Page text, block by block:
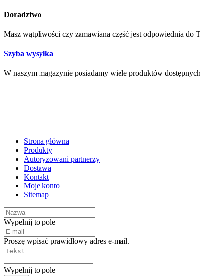
Doradztwo
Masz wątpliwości czy zamawiana część jest odpowiednia do
Szyba wysyłka
W naszym magazynie posiadamy wiele produktów
Strona główna
Produkty
Autoryzowani partnerzy
Dostawa
Kontakt
Moje konto
Sitemap
Wypełnij to pole
Proszę wpisać prawidłowy adres e-mail.
Wypełnij to pole